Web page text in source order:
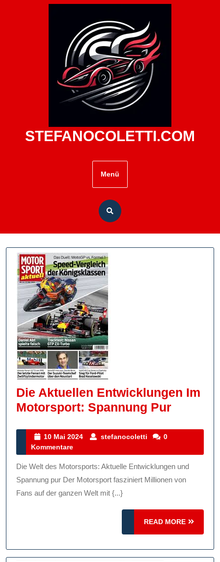
STEFANOCOLETTI.COM
Menü
Die Aktuellen Entwicklungen Im
Motorsport: Spannung PurDie
10 Mai 2024
10
2024
stefanocoletti stefanocoletti
0
Kommentare
Die Welt des Motorsports: Aktuelle Entwicklungen und
Spannung pur Der Motorsport fasziniert Millionen von
Fans auf der ganzen Welt mit {...}
READ MORE
READ
MORE